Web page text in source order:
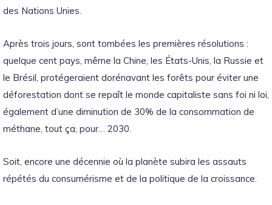
des Nations Unies.
Après trois jours, sont tombées les premières résolutions :
quelque cent pays, même la Chine, les États-Unis, la Russie et
le Brésil, protégeraient dorénavant les forêts pour éviter une
déforestation dont se repaît le monde capitaliste sans foi ni loi,
également d’une diminution de 30% de la consommation de
méthane, tout ça, pour… 2030.
Soit, encore une décennie où la planète subira les assauts
répétés du consumérisme et de la politique de la croissance.